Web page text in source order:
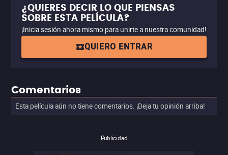
¿QUIERES DECIR LO QUE PIENSAS
SOBRE ESTA PELÍCULA?
¡Inicia sesión ahora mismo para unirte a nuestra comunidad!
QUIERO ENTRAR
Comentarios
Esta película aún no tiene comentarios. ¡Deja tu opinión arriba!
Publicidad